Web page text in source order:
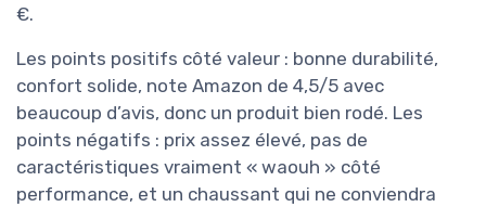
€.
Les points positifs côté valeur : bonne durabilité,
confort solide, note Amazon de 4,5/5 avec
beaucoup d’avis, donc un produit bien rodé. Les
points négatifs : prix assez élevé, pas de
caractéristiques vraiment « waouh » côté
performance, et un chaussant qui ne conviendra